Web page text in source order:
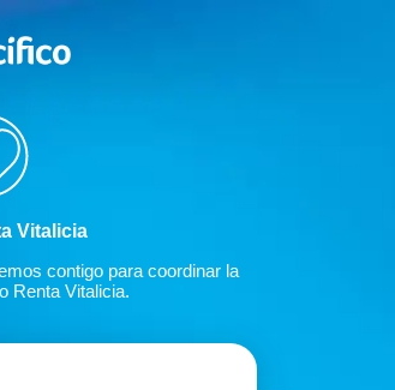
Vitalicia
contigo para coordinar la
Renta Vitalicia.